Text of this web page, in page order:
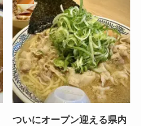
ついにオープン迎える県内